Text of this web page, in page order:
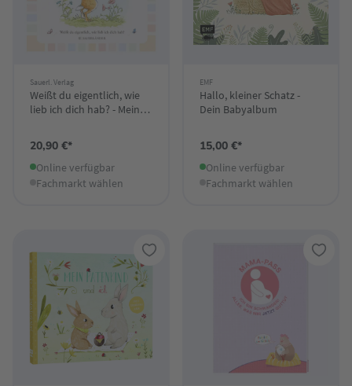
Sauerl. Verlag
Weißt du eigentlich, wie
lieb ich dich hab? - Mein
20,90 €*
Online verfügbar
Fachmarkt wählen
EMF
Hallo, kleiner Schatz -
Dein Babyalbum
15,00 €*
Online verfügbar
Fachmarkt wählen